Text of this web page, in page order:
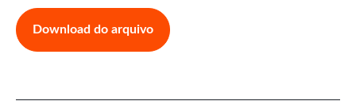
Download do arquivo